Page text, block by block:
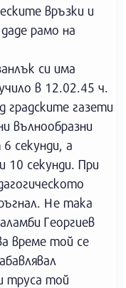
връзки и
рамо на
си има
в 12.02.45 ч.
градските газети
вълнообразни
секунди, а
секунди. При
Не така
Георгиев
време той се
труса той